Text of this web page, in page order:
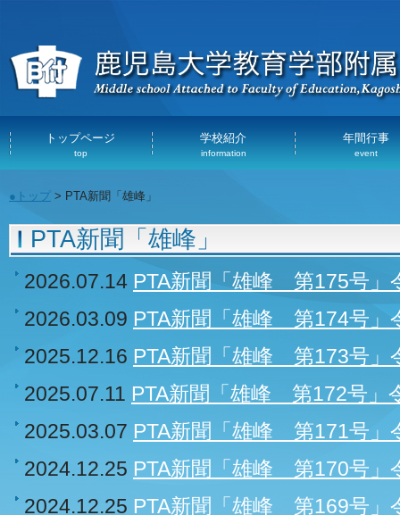
トップページ
top
学校紹介
information
年間行事
event
●トップ > PTA新聞「雄峰」
PTA新聞「雄峰」
2026.07.14 PTA新聞「雄峰 第175号」
2026.03.09 PTA新聞「雄峰 第174号」
2025.12.16 PTA新聞「雄峰 第173号」
2025.07.11 PTA新聞「雄峰 第172号」
2025.03.07 PTA新聞「雄峰 第171号」
2024.12.25 PTA新聞「雄峰 第170号」
2024.12.25 PTA新聞「雄峰 第169号」